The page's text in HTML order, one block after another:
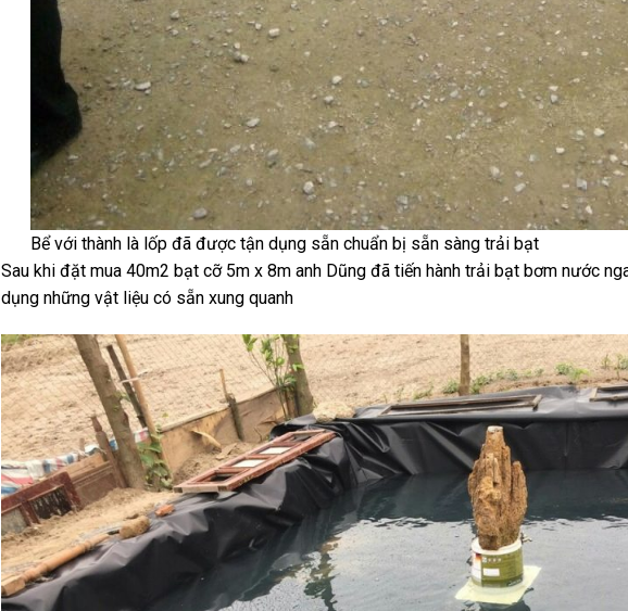
Bể với thành là lốp đã được tận dụng sẵn chuẩn bị sẵn sàng trải bạt
Sau khi đặt mua 40m2 bạt cỡ 5m x 8m anh Dũng đã tiến hành trải bạt bơm nước
dụng những vật liệu có sẵn xung quanh